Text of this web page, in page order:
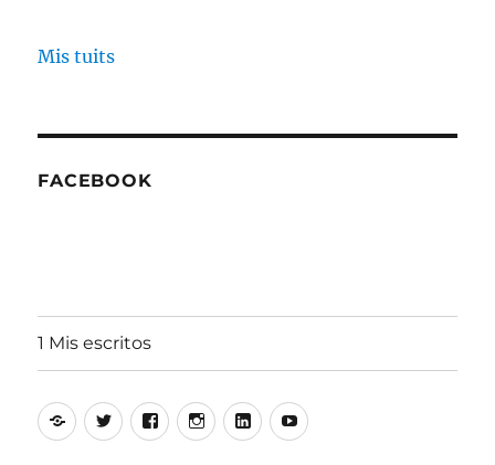
Mis tuits
FACEBOOK
1 Mis escritos
Alfonso
Aguiló
TwitterFacebookInstagram
LinkedinYoutube